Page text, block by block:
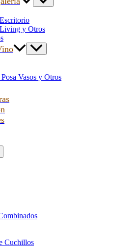
y Otros
Vasos y Otros
Cuchillos